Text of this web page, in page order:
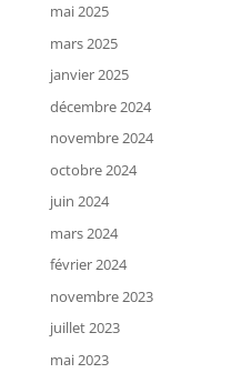
mai 2025
mars 2025
janvier 2025
décembre 2024
novembre 2024
octobre 2024
juin 2024
mars 2024
février 2024
novembre 2023
juillet 2023
mai 2023